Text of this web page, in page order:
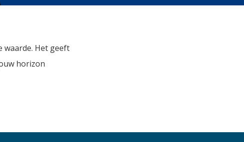
waarde. Het geeft
horizon